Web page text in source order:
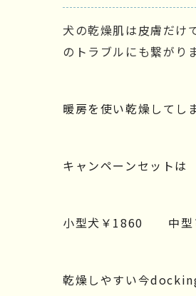
犬の乾燥肌は皮膚だけ
のトラブルにも繋がりま
暖房を使い乾燥してし
キャンペーンセットは
小型犬￥1860　　中
乾燥しやすい今